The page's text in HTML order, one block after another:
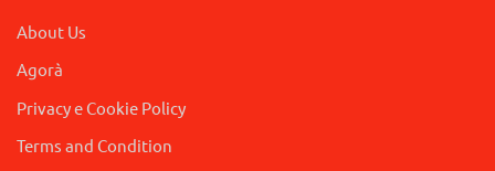
About Us
Agorà
Privacy e Cookie Policy
Terms and Condition